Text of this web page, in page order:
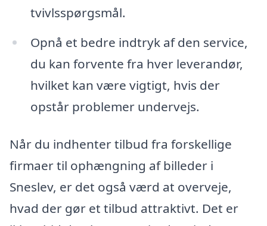
tvivlsspørgsmål.
Opnå et bedre indtryk af den service,
du kan forvente fra hver leverandør,
hvilket kan være vigtigt, hvis der
opstår problemer undervejs.
Når du indhenter tilbud fra forskellige
firmaer til ophængning af billeder i
Sneslev, er det også værd at overveje,
hvad der gør et tilbud attraktivt. Det er